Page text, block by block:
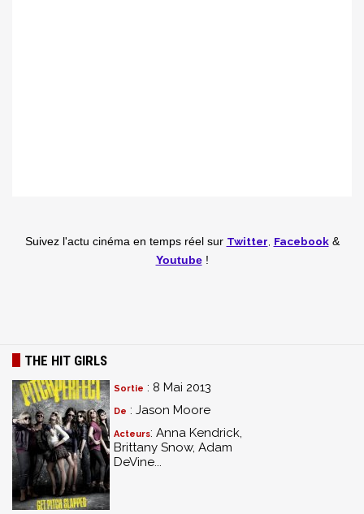
Suivez l'actu cinéma en temps réel sur Twitter Facebook&
Youtube!
THE HIT GIRLS
Sortie : 8 Mai 2013
De : Jason Moore
Acteurs: Anna Kendrick,
Brittany Snow, Adam
DeVine...